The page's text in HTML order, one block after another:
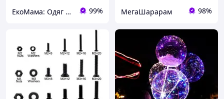
ЕкоМама: Одяг для вагітних, білизна для годування, сумка у пологовий, одяг для новонароджених 99% МегаШарарам 98%